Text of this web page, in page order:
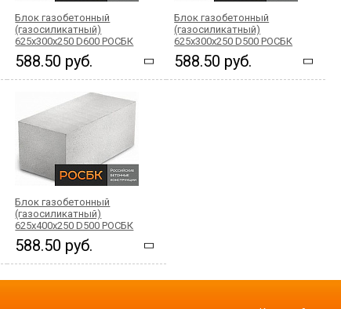
Блок газобетонный
(газосиликатный)
625x300x250 D600 РОСБК
588.50 руб.
Блок газобетонный
(газосиликатный)
625x300x250 D500 РОСБК
588.50 руб.
Блок газобетонный
(газосиликатный)
625x400x250 D500 РОСБК
588.50 руб.